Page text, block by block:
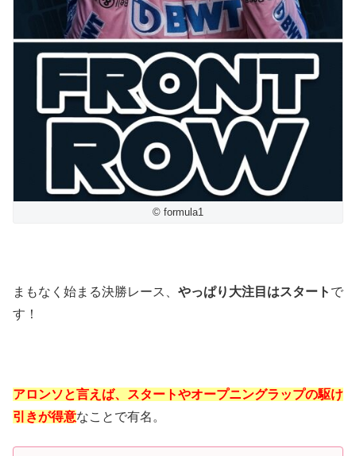
© formula1
まもなく始まる決勝レース、 やっぱり大注目はスタート で
す！
アロンソと言えば、スタートやオープニングラップの駆け
引きが得意なことで有名。